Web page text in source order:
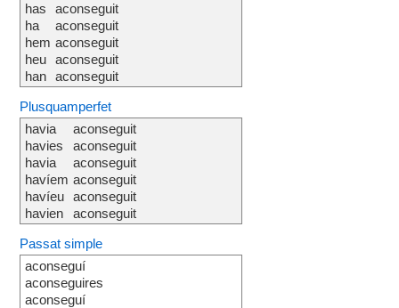
has
ha
hem
heu
han
aconseguit
aconseguit
aconseguit
aconseguit
aconseguit
Plusquamperfet
havia
havies
havia
havíem
havíeu
havien
aconseguit
aconseguit
aconseguit
aconseguit
aconseguit
aconseguit
Passat simple
aconseguí
aconseguires
aconseguí